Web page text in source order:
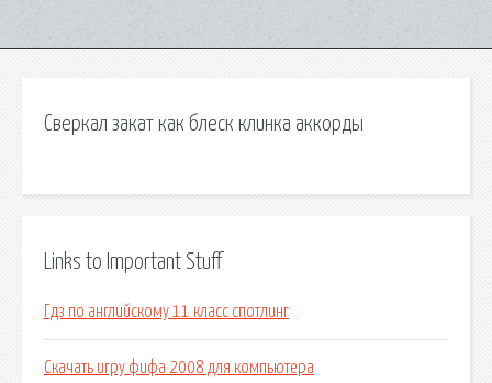
Сверкал закат как блеск клинка аккорды
Links to Important Stuff
Гдз по английскому 11 класс спотлинг
Скачать игру фифа 2008 для компьютера